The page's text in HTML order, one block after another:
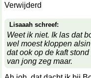
Verwijderd
Lisaaah schreef:
Weet ik niet. Ik las dat
wel moest kloppen
dat ook op de kaft
van jong zeg maar.